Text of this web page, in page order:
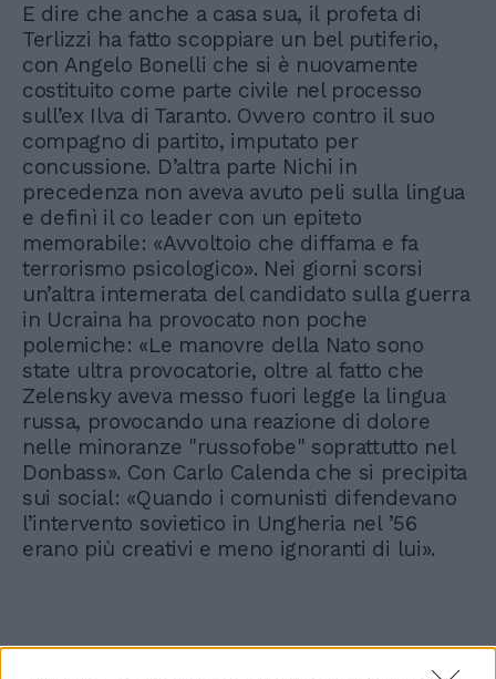
E dire che anche a casa sua, il profeta di
Terlizzi ha fatto scoppiare un bel putiferio,
con Angelo Bonelli che si è nuovamente
costituito come parte civile nel processo
sull’ex Ilva di Taranto. Ovvero contro il suo
compagno di partito, imputato per
concussione. D’altra parte Nichi in
precedenza non aveva avuto peli sulla lingua
e definì il co leader con un epiteto
memorabile: «Avvoltoio che diffama e fa
terrorismo psicologico». Nei giorni scorsi
un’altra intemerata del candidato sulla guerra
in Ucraina ha provocato non poche
polemiche: «Le manovre della Nato sono
state ultra provocatorie, oltre al fatto che
Zelensky aveva messo fuori legge la lingua
russa, provocando una reazione di dolore
nelle minoranze "russofobe" soprattutto nel
Donbass». Con Carlo Calenda che si precipita
sui social: «Quando i comunisti difendevano
l’intervento sovietico in Ungheria nel ’56
erano più creativi e meno ignoranti di lui».